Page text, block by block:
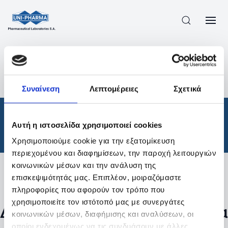
Συναίνεση Λεπτομέρειες Σχετικά
Αυτή η ιστοσελίδα χρησιμοποιεί cookies
Χρησιμοποιούμε cookie για την εξατομίκευση
περιεχομένου και διαφημίσεων, την παροχή λειτουργιών
κοινωνικών μέσων και την ανάλυση της
επισκεψιμότητάς μας. Επιπλέον, μοιραζόμαστε
πληροφορίες που αφορούν τον τρόπο που
χρησιμοποιείτε τον ιστότοπό μας με συνεργάτες
κοινωνικών μέσων, διαφήμισης και αναλύσεων, οι
οποίοι ενδεχομένως να τις συνδυάσουν με άλλες
ΠΡΟΪΟΝΤΑ
ΘΕΡΑΠΕΥΤΙΚΈΣ ΚΑΤΗΓΟΡΊΕΣ
/
ΑΠΟΤΕΛΕΣΜΑΤΑ ΑΝΑΖΗΤΗΣΗΣ
Θεραπευτικές Κατηγορίες
Φίλτρα
Δεν βρέθηκαν προϊόντα με τα